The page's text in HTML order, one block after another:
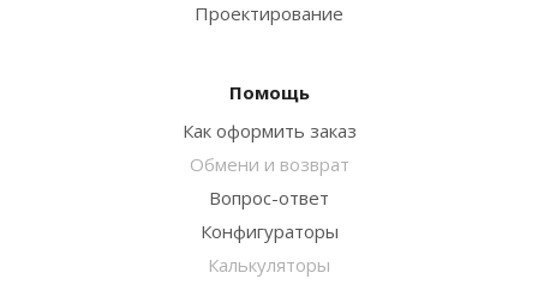
Проектирование
Помощь
Как оформить заказ
Обмени и возврат
Вопрос-ответ
Конфигураторы
Калькуляторы